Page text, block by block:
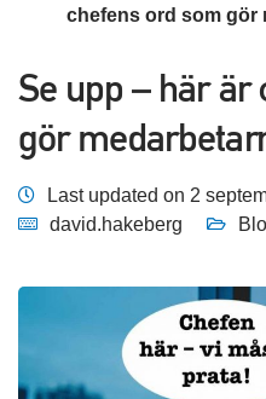
chefens ord som gör
Se upp – här är
gör
Last updated on 2
david.hakeberg